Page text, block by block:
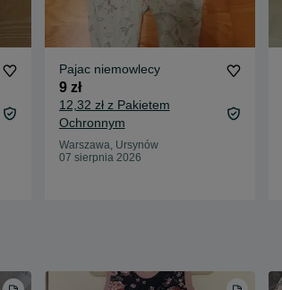
Pajac niemowlecy
9 zł
12,32 zł z Pakietem
Ochronnym
Warszawa, Ursynów
07 sierpnia 2026